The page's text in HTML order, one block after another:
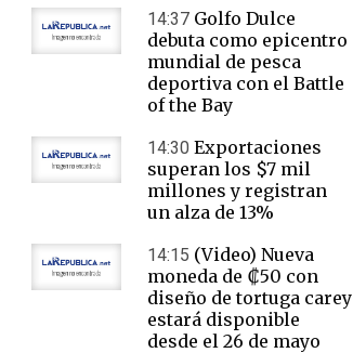
14:37 Golfo Dulce
debuta como epicentro
mundial de pesca
deportiva con el Battle
of the Bay
14:30 Exportaciones
superan los $7 mil
millones y registran
un alza de 13%
14:15 (Video) Nueva
moneda de ₡50 con
diseño de tortuga carey
estará disponible
desde el 26 de mayo